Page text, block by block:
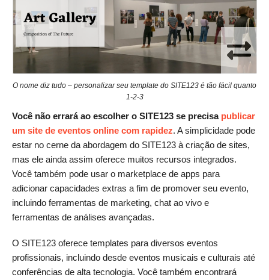
O nome diz tudo – personalizar seu template do SITE123 é tão fácil quanto
1-2-3
Você não errará ao escolher o SITE123 se precisa publicar
um site de eventos online com rapidez. A simplicidade pode
estar no cerne da abordagem do SITE123 à criação de sites,
mas ele ainda assim oferece muitos recursos integrados.
Você também pode usar o marketplace de apps para
adicionar capacidades extras a fim de promover seu evento,
incluindo ferramentas de marketing, chat ao vivo e
ferramentas de análises avançadas.
O SITE123 oferece templates para diversos eventos
profissionais, incluindo desde eventos musicais e culturais até
conferências de alta tecnologia. Você também encontrará